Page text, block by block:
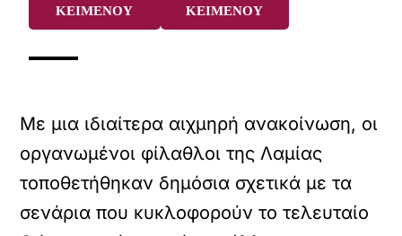
ΚΕΙΜΕΝΟΥ
ΚΕΙΜΕΝΟΥ
Με μια ιδιαίτερα αιχμηρή ανακοίνωση, οι
οργανωμένοι φίλαθλοι της Λαμίας
τοποθετήθηκαν δημόσια σχετικά με τα
σενάρια που κυκλοφορούν το τελευταίο